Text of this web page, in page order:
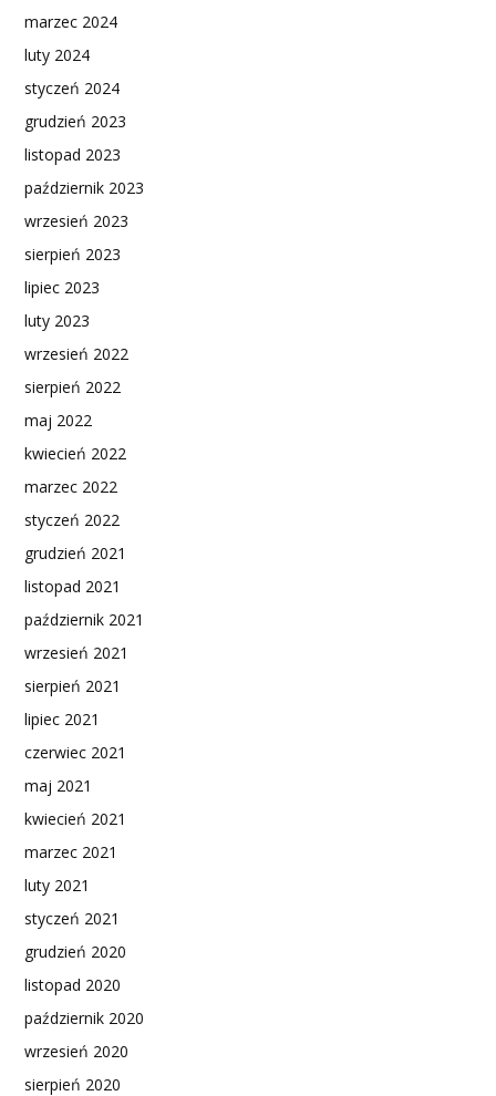
marzec 2024
luty 2024
styczeń 2024
grudzień 2023
listopad 2023
październik 2023
wrzesień 2023
sierpień 2023
lipiec 2023
luty 2023
wrzesień 2022
sierpień 2022
maj 2022
kwiecień 2022
marzec 2022
styczeń 2022
grudzień 2021
listopad 2021
październik 2021
wrzesień 2021
sierpień 2021
lipiec 2021
czerwiec 2021
maj 2021
kwiecień 2021
marzec 2021
luty 2021
styczeń 2021
grudzień 2020
listopad 2020
październik 2020
wrzesień 2020
sierpień 2020